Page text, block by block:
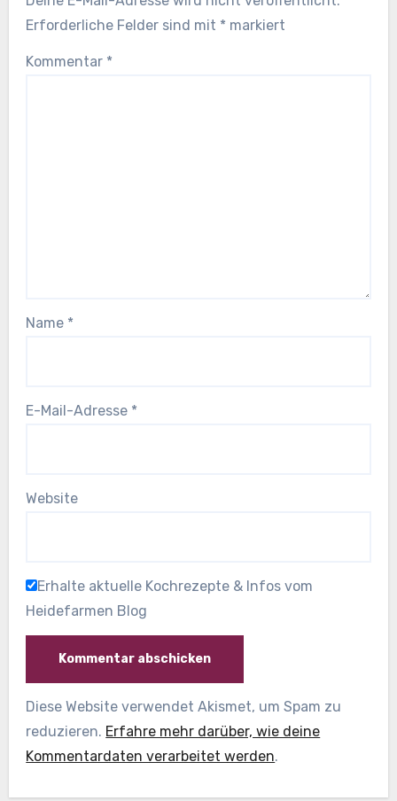
Erforderliche Felder sind mit * markiert
Kommentar *
Name *
E-Mail-Adresse *
Website
Erhalte aktuelle Kochrezepte & Infos vom
Heidefarmen Blog
Diese Website verwendet Akismet, um Spam zu
reduzieren. Erfahre mehr darüber, wie deine
Kommentardaten verarbeitet werden.